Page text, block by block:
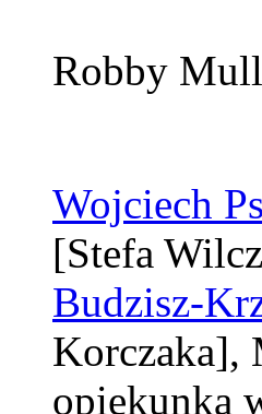
Robby
Wojciech
[Stefa
Budzisz-
Korczaka],
opiekunka